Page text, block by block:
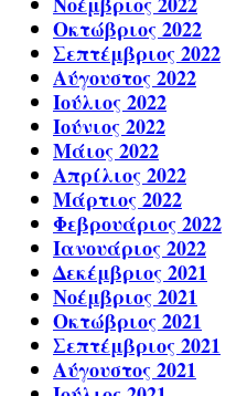
Οκτώβριος 2022
Σεπτέμβριος 2022
Αύγουστος 2022
Ιούλιος 2022
Ιούνιος 2022
Μάιος 2022
Απρίλιος 2022
Μάρτιος 2022
Φεβρουάριος 2022
Ιανουάριος 2022
Δεκέμβριος 2021
Νοέμβριος 2021
Οκτώβριος 2021
Σεπτέμβριος 2021
Αύγουστος 2021